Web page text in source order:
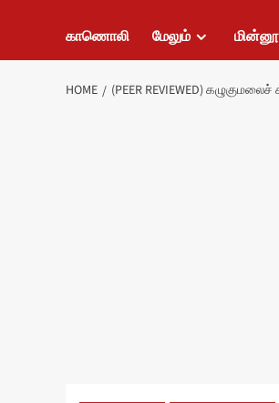
காணொலி மேலும்
HOME (PEER REVIEWED)